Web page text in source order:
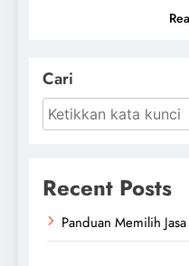
Cari
Recent Posts
Panduan Memilih